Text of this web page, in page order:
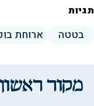
תגיות
בטטה ארוחת